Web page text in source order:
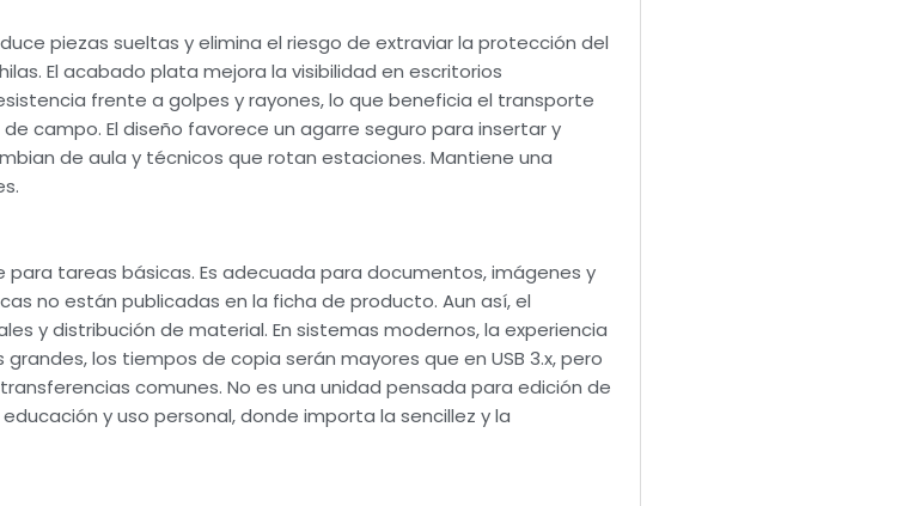
piezas sueltas y elimina el riesgo de extraviar la protección del
El acabado plata mejora la visibilidad en escritorios
frente a golpes y rayones, lo que beneficia el transporte
campo. El diseño favorece un agarre seguro para insertar y
de aula y técnicos que rotan estaciones. Mantiene una
tareas básicas. Es adecuada para documentos, imágenes y
no están publicadas en la ficha de producto. Aun así, el
y distribución de material. En sistemas modernos, la experiencia
los tiempos de copia serán mayores que en USB 3.x, pero
comunes. No es una unidad pensada para edición de
y uso personal, donde importa la sencillez y la